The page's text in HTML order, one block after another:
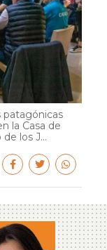
patagónicas
la Casa de
los J...